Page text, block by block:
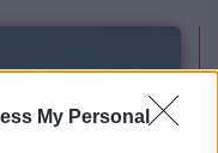
My Personal